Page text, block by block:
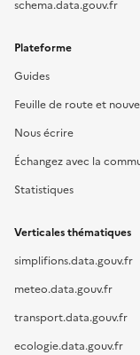
schema.data.gouv.fr
Plateforme
Guides
Feuille de route et
Nous écrire
Échangez avec la
Statistiques
Verticales thématiques
simplifions.data.gouv.fr
meteo.data.gouv.fr
transport.data.gouv.fr
ecologie.data.gouv.fr